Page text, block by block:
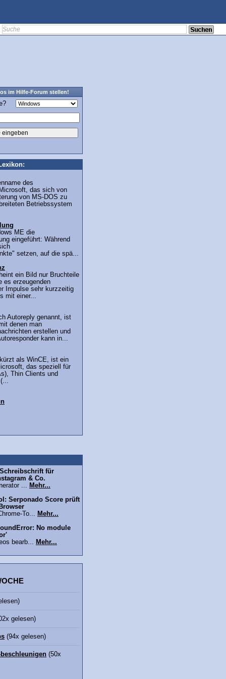
im Hilfe-Forum stellen!
des
das sich von
von MS-DOS zu
Betriebssystem
ME die
eingeführt: Während
setzen, auf die spä...
ein Bild nur Bruchteile
es erzeugenden
Impulse sehr kurzzeitig
mit einer...
Autoreply genannt, ist
denen man
erstellen und
kann in...
als WinCE, ist ein
das speziell für
Thin Clients und
für
& Co.
... Mehr...
Serponado Score prüft
To... Mehr...
No module
bearb... Mehr...
gelesen)
(94x gelesen)
(50x